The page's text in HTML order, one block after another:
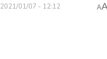
2021/01/07 - 12:12 A